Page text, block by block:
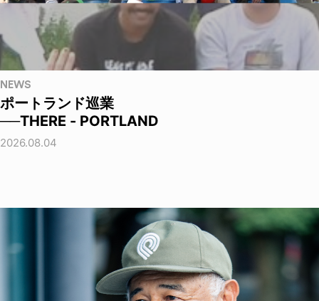
NEWS
ポートランド巡業
──THERE - PORTLAND
2026.08.04